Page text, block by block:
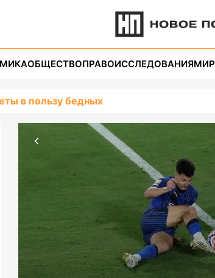
ОБЩЕСТВОПРАВОИССЛЕДОВАНИЯМИР
в пользу бедных